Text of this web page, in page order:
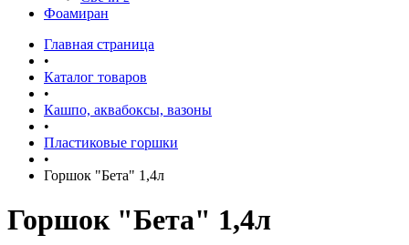
Фоамиран
Главная страница
•
Каталог товаров
•
Кашпо, аквабоксы, вазоны
•
Пластиковые горшки
•
Горшок "Бета" 1,4л
Горшок "Бета" 1,4л